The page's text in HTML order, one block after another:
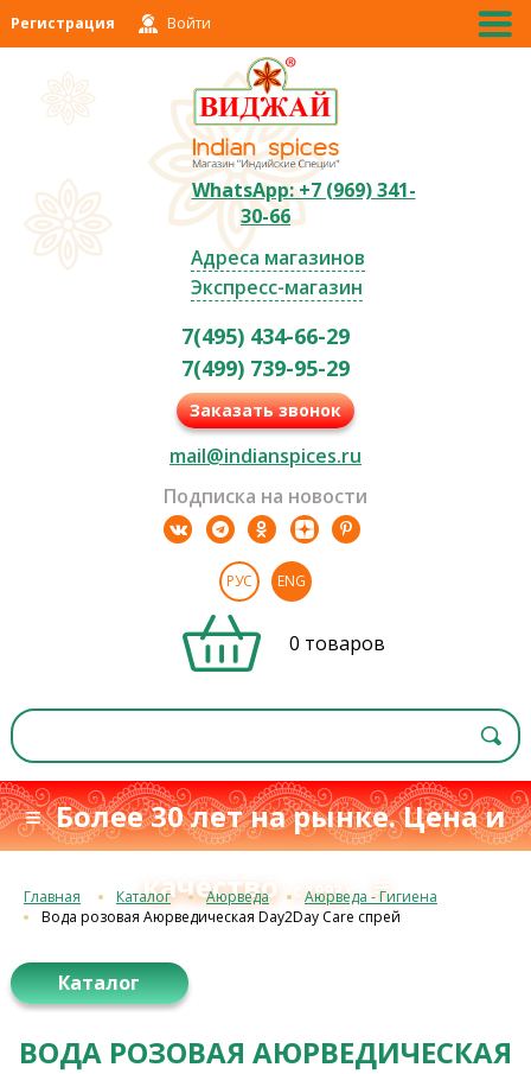
Регистрация Войти
WhatsApp: +7 (969) 341-
30-66
Адреса магазинов
Экспресс-магазин
7(495) 434-66-29
7(499) 739-95-29
Заказать звонок
mail@indianspices.ru
Подписка на новости
РУС ENG
0 товаров
≡ Более 30 лет на рынке. Цена и
качество с 1993 г.≡
Главная Каталог Аюрведа
Аюрведа - Гигиена
Вода розовая Аюрведическая Day2Day Care спрей
Каталог
ВОДА РОЗОВАЯ АЮРВЕДИЧЕСКАЯ